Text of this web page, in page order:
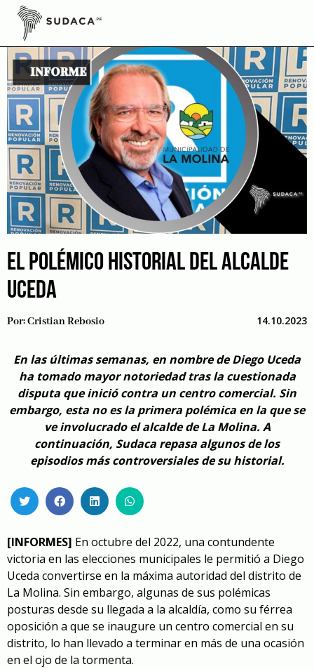
Skip
content
EL POLÉMICO HISTORIAL DEL ALCALDE
UCEDA
Por:Cristian Rebosio 14.10.2023
En las últimas semanas, en nombre de Diego Uceda
ha tomado mayor notoriedad tras la cuestionada
disputa que inició contra un centro comercial. Sin
embargo, esta no es la primera polémica en la que se
ve involucrado el alcalde de La Molina. A
continuación, Sudaca repasa algunos de los
episodios más controversiales de su historial.
[INFORMES] En octubre del 2022, una contundente
victoria en las elecciones municipales le permitió a Diego
Uceda convertirse en la máxima autoridad del distrito de
La Molina. Sin embargo, algunas de sus polémicas
posturas desde su llegada a la alcaldía, como su férrea
oposición a que se inaugure un centro comercial en su
distrito, lo han llevado a terminar en más de una ocasión
en el ojo de la tormenta.